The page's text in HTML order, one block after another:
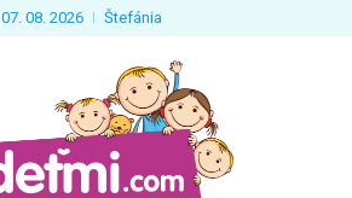
07. 08. 2026 Štefánia